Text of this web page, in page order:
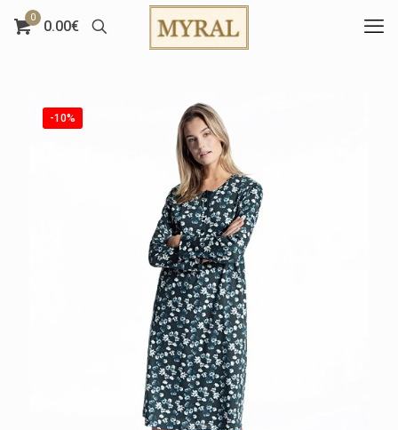
0
0.00€
-10%